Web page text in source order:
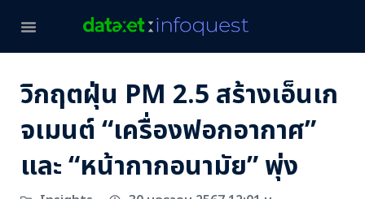
วิกฤตฝุ่น PM 2.5 สร้างเอ็นเก
จเมนต์ “เครื่องฟอกอากาศ”
และ “หน้ากากอนามัย” พุ่ง